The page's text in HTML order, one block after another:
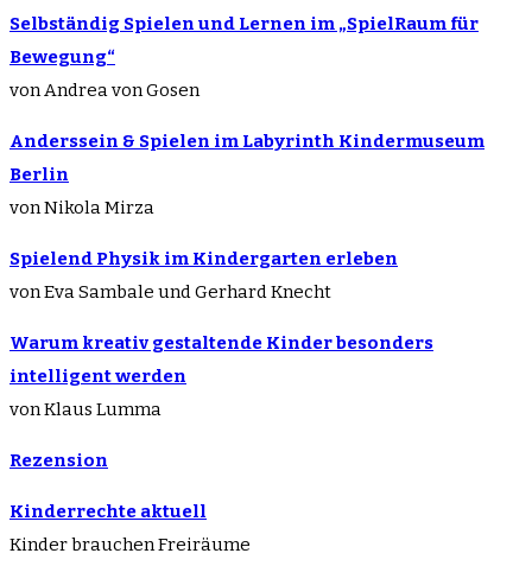
Selbständig Spielen und Lernen im „SpielRaum für
Bewegung“
von Andrea von Gosen
Anderssein & Spielen im Labyrinth Kindermuseum
Berlin
von Nikola Mirza
Spielend Physik im Kindergarten erleben
von Eva Sambale und Gerhard Knecht
Warum kreativ gestaltende Kinder besonders
intelligent werden
von Klaus Lumma
Rezension
Kinderrechte aktuell
Kinder brauchen Freiräume